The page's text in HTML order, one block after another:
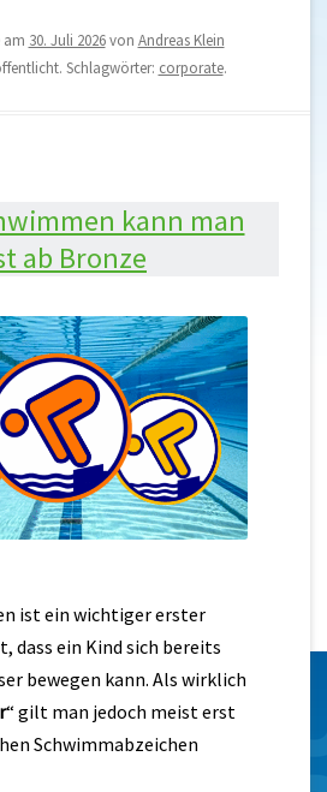
am 30. Juli 2026von Andreas Klein
Schlagwörter: corporate.
kann man
ab Bronze
ist ein wichtiger erster
dass ein Kind sich bereits
bewegen kann. Als wirklich
“ gilt man jedoch meist erst
Schwimmabzeichen